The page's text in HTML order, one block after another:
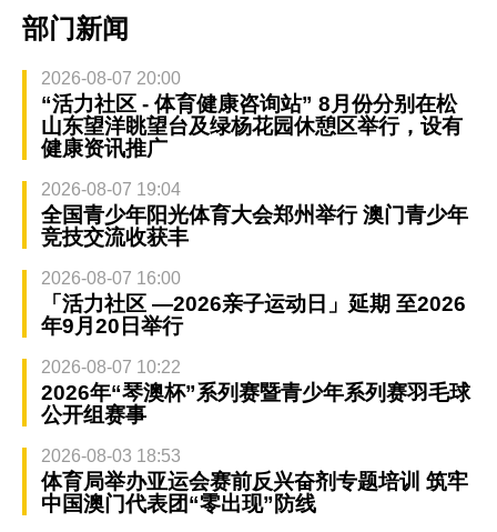
部门新闻
2026-08-07 20:00
“活力社区 - 体育健康咨询站” 8月份分别在松
山东望洋眺望台及绿杨花园休憩区举行，设有
健康资讯推广
2026-08-07 19:04
全国青少年阳光体育大会郑州举行 澳门青少年
竞技交流收获丰
2026-08-07 16:00
「活力社区 —2026亲子运动日」延期 至2026
年9月20日举行
2026-08-07 10:22
2026年“琴澳杯”系列赛暨青少年系列赛羽毛球
公开组赛事
2026-08-03 18:53
体育局举办亚运会赛前反兴奋剂专题培训 筑牢
中国澳门代表团“零出现”防线